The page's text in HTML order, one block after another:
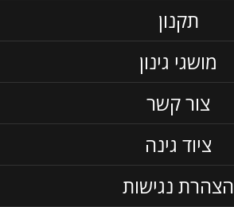
תקנון
מושגי גינון
צור קשר
ציוד גינה
הצהרת נגישות